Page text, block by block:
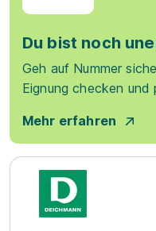
Du bist noch
Geh auf Nummer
Eignung checken
Mehr erfahren